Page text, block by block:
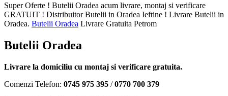
Super Oferte ! Butelii Oradea acum livrare, montaj si verificare
GRATUIT ! Distribuitor Butelii in Oradea Ieftine ! Livrare Butelii in
Oradea. Butelii Oradea Livrare Gratuita Petrom
Butelii Oradea
Livrare la domiciliu cu montaj si verificare gratuita.
Comenzi Telefon: 0745 975 395 /0770 700 379